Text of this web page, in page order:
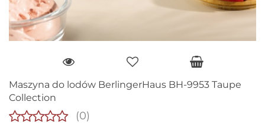
Maszyna do lodów BerlingerHaus BH-9953 Taupe
Collection
(0)